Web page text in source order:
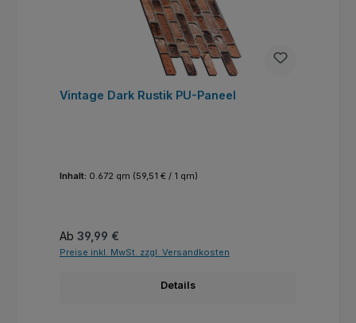
Vintage Dark Rustik PU-Paneel
Inhalt: 0.672 qm (59,51 € / 1 qm)
Regulärer Preis:
Ab 39,99 €
Preise inkl. MwSt. zzgl. Versandkosten
Details